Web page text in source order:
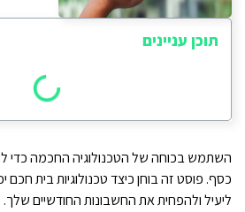
תוכן עניינים
השתמש בכוחה של הטכנולוגיה החכמה כדי
כסף. פוסט זה בוחן כיצד טכנולוגיות בית
ליעיל ולהפחית את החשבונות החודשיים